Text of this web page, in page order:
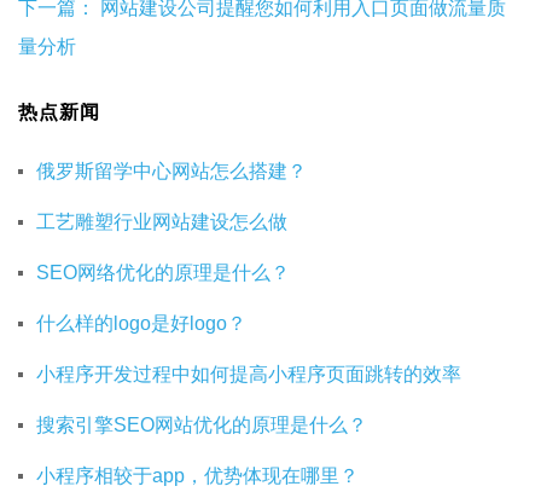
下一篇：
网站建设公司提醒您如何利用入口页面做流量质
量分析
热点新闻
俄罗斯留学中心网站怎么搭建？
工艺雕塑行业网站建设怎么做
SEO网络优化的原理是什么？
什么样的logo是好logo？
小程序开发过程中如何提高小程序页面跳转的效率
搜索引擎SEO网站优化的原理是什么？
小程序相较于app，优势体现在哪里？